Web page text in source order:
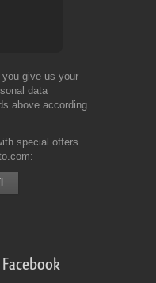
give us your
data
above according
special offers